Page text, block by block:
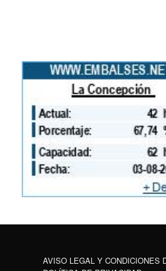
AVISO LEGAL Y CONDICIONES